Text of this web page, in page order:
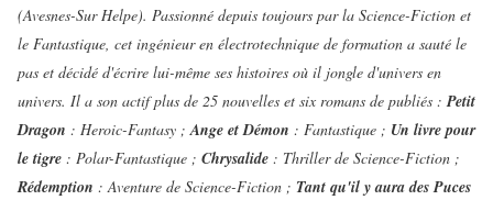
(Avesnes-Sur Helpe). Passionné depuis toujours par la Science-Fiction et
le Fantastique, cet ingénieur en électrotechnique de formation a sauté le
pas et décidé d'écrire lui-même ses histoires où il jongle d'univers en
univers. Il a son actif plus de 25 nouvelles et six romans de publiés :Petit
Dragon : Heroic-Fantasy ;Ange et Démon : Fantastique ; Un livre pour
le tigre : Polar-Fantastique ; Chrysalide : Thriller de Science-Fiction ;
Rédemption : Aventure de Science-Fiction ; Tant qu'il y aura des Puces